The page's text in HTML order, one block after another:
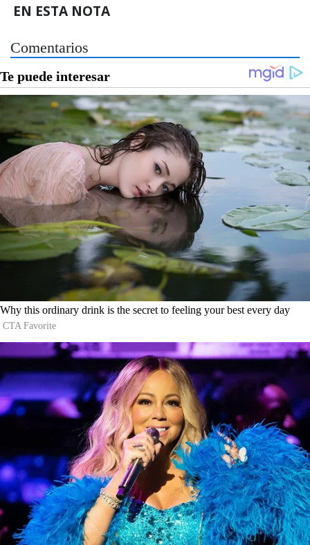
EN ESTA NOTA
Comentarios